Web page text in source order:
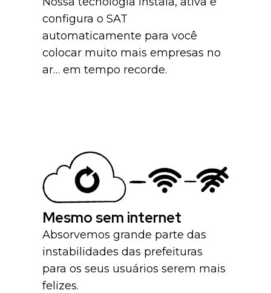
configura o SAT
automaticamente para você
colocar muito mais empresas no
ar… em tempo recorde.
Mesmo sem internet
Absorvemos grande parte das
instabilidades das prefeituras
para os seus usuários serem mais
felizes.